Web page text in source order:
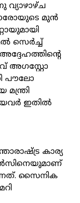
വ്യാഴാഴ്ച
മുന്‍
സെര്‍ച്ച്
അഗസ്റ്റോ
പൗലോ
മന്ത്രി
ഇതില്‍
കാര്യ
സൈനിക